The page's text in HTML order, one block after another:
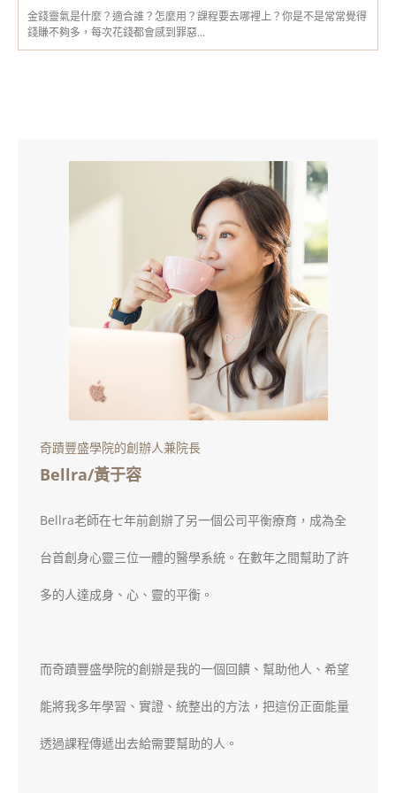
金錢靈氣是什麼？適合誰？怎麼用？課程要去哪裡上？你是不是常常覺得
錢賺不夠多，每次花錢都會感到罪惡...
奇蹟豐盛學院的創辦人兼院長
Bellra/黃于容
Bellra老師在七年前創辦了另一個公司平衡療育，成為全
台首創身心靈三位一體的醫學系統。在數年之間幫助了許
多的人達成身、心、靈的平衡。
而奇蹟豐盛學院的創辦是我的一個回饋、幫助他人、希望
能將我多年學習、實證、統整出的方法，把這份正面能量
透過課程傳遞出去給需要幫助的人。